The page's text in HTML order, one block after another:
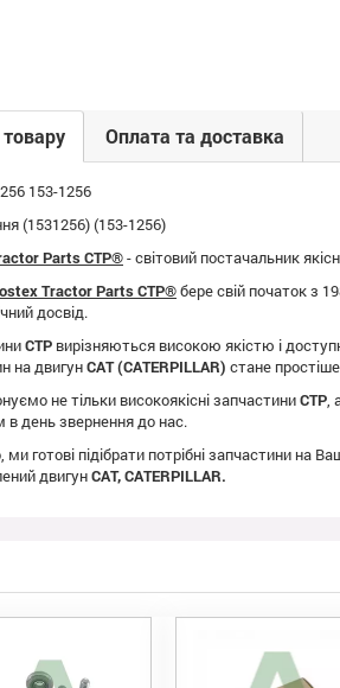
Оплата та доставка
153-1256
(1531256) (153-1256)
Parts CTP®- світовий постачальник
Tractor Parts CTP®бере свій початок з
досвід.
CTP вирізняються високою якістю і
на двигунCAT (CATERPILLAR) стане
не тільки високоякісні запчастиниCTP,
в день звернення до нас.
ми готові підібрати потрібні запчастини на
двигунCAT, CATERPILLAR.